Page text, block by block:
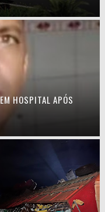
HOSPITAL APÓS